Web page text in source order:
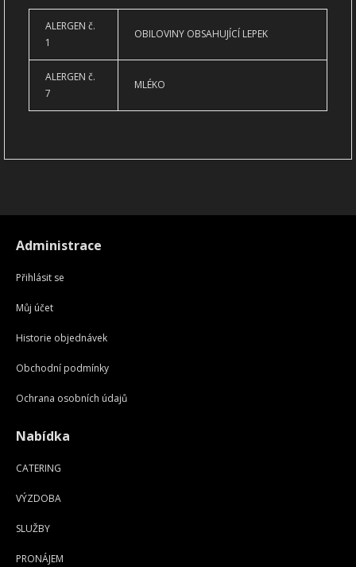
ALERGEN č.
1
OBILOVINY OBSAHUJÍCÍ LEPEK
ALERGEN č.
7
MLÉKO
Administrace
Přihlásit se
Můj účet
Historie objednávek
Obchodní podmínky
Ochrana osobních údajů
Nabídka
CATERING
VÝZDOBA
SLUŽBY
PRONÁJEM